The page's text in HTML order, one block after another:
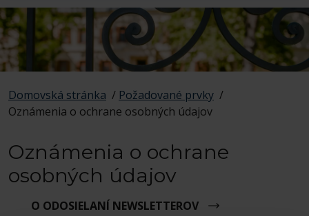
Domovská stránka / Požadované prvky /
Oznámenia o ochrane osobných údajov
Oznámenia o ochrane
osobných údajov
O ODOSIELANÍ NEWSLETTEROV